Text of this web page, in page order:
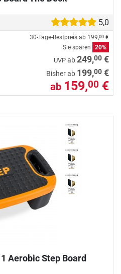
5,0
30-Tage-Bestpreis ab 199,00 €
Sie sparen
20%
UVP ab249,00 €
Bisher ab 199,00 €
ab 159,00 €
Aerobic Step Board